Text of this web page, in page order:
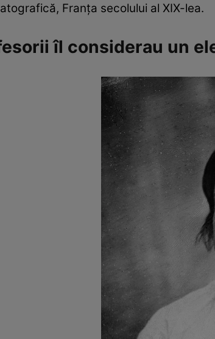
Franța secolului al XIX-lea.
îl considerau un